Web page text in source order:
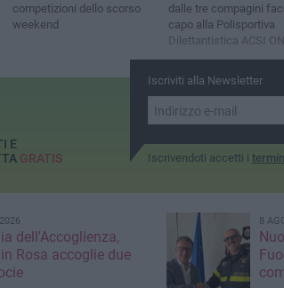
competizioni dello scorso
weekend
dalle tre compagini
capo alla Polisportiva
Dilettantistica ACSI
Iscriviti alla Newsletter
Iscrivendoti accetti i
E
GRATIS
dell'Accoglienza,
Rosa accoglie due
8